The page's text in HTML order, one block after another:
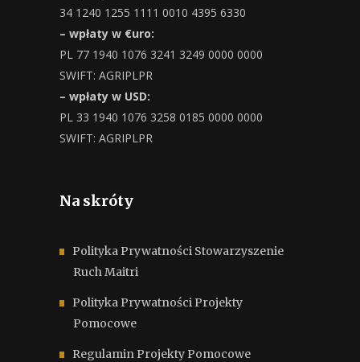
34 1240 1255 1111 0010 4395 6330
– wpłaty w €uro:
PL 77 1940 1076 3241 3249 0000 0000
SWIFT: AGRIPLPR
– wpłaty w USD:
PL 33 1940 1076 3258 0185 0000 0000
SWIFT: AGRIPLPR
Na skróty
Polityka Prywatności Stowarzyszenie
Ruch Maitri
Polityka Prywatności Projekty
Pomocowe
Regulamin Projekty Pomocowe